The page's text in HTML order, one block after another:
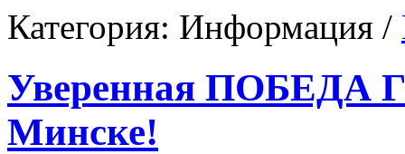
Категория: Информация /
Уверенная ПОБЕДА
Минске!